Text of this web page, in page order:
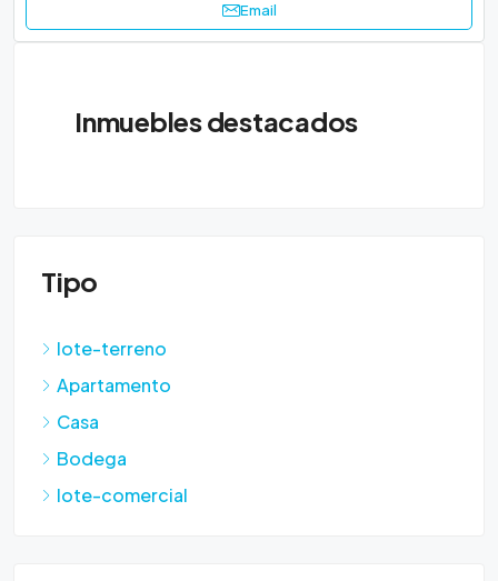
Email
Inmuebles destacados
Tipo
lote-terreno
Apartamento
Casa
Bodega
lote-comercial